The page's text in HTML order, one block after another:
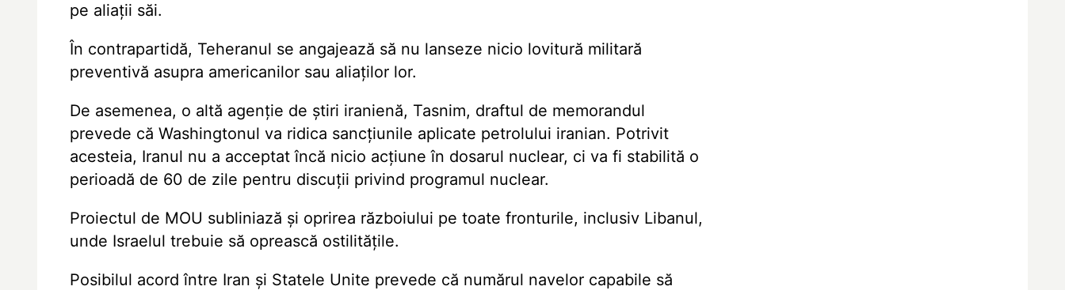
pe aliații săi.
În contrapartidă, Teheranul se angajează să nu lanseze nicio lovitură militară
preventivă asupra americanilor sau aliaților lor.
De asemenea, o altă agenție de știri iranienă, Tasnim, draftul de memorandul
prevede că Washingtonul va ridica sancțiunile aplicate petrolului iranian. Potrivit
acesteia, Iranul nu a acceptat încă nicio acțiune în dosarul nuclear, ci va fi stabilită o
perioadă de 60 de zile pentru discuții privind programul nuclear.
Proiectul de MOU subliniază și oprirea războiului pe toate fronturile, inclusiv Libanul,
unde Israelul trebuie să oprească ostilitățile.
Posibilul acord între Iran și Statele Unite prevede că numărul navelor capabile să